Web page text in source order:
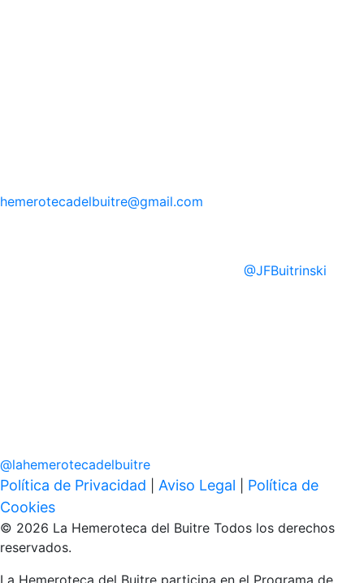
hemerotecadelbuitre@gmail.com
@JFBuitrinski
@lahemerotecadelbuitre
Política de Privacidad Aviso Legal
Política de
Cookies
© 2026 La Hemeroteca del Buitre Todos los derechos
reservados.
La Hemeroteca del Buitre participa en el Programa de